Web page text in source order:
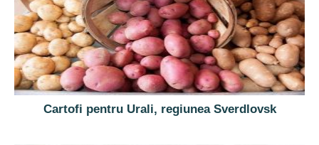
Cartofi pentru Urali, regiunea Sverdlovsk